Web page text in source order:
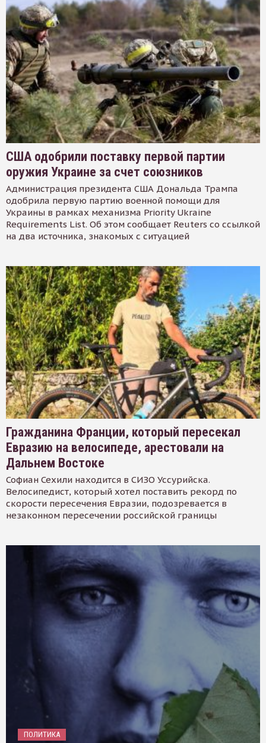
США одобрили поставку первой партии
оружия Украине за счет союзников
Администрация президента США Дональда Трампа
одобрила первую партию военной помощи для
Украины в рамках механизма Priority Ukraine
Requirements List. Об этом сообщает Reuters со ссылкой
на два источника, знакомых с ситуацией
Гражданина Франции, который пересекал
Евразию на велосипеде, арестовали на
Дальнем Востоке
Софиан Сехили находится в СИЗО Уссурийска.
Велосипедист, который хотел поставить рекорд по
скорости пересечения Евразии, подозревается в
незаконном пересечении российской границы
ПОЛИТИКА